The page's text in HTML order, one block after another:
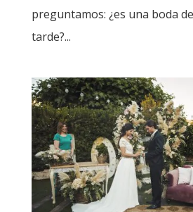
preguntamos: ¿es una boda
tarde?...